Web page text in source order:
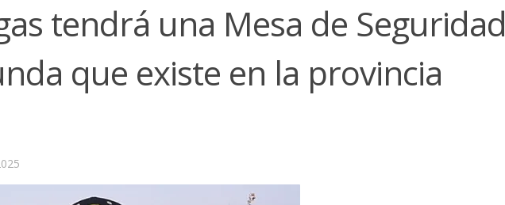
tendrá una Mesa de Seguridad
que existe en la provincia